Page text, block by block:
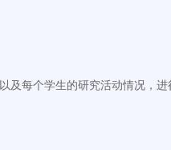
及每个学生的研究活动情况，